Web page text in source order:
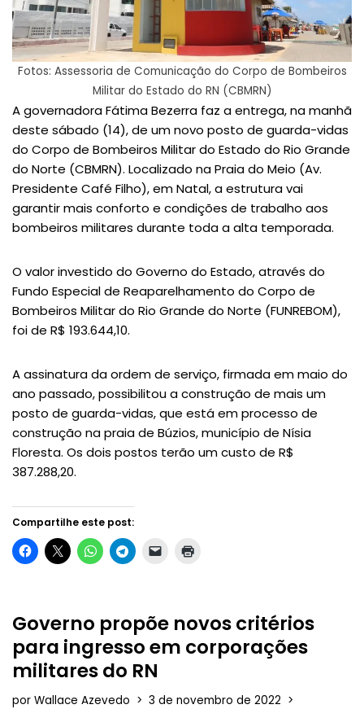
Fotos: Assessoria de Comunicação do Corpo de Bombeiros
Militar do Estado do RN (CBMRN)
A governadora Fátima Bezerra faz a entrega, na manhã
deste sábado (14), de um novo posto de guarda-vidas
do Corpo de Bombeiros Militar do Estado do Rio Grande
do Norte (CBMRN). Localizado na Praia do Meio (Av.
Presidente Café Filho), em Natal, a estrutura vai
garantir mais conforto e condições de trabalho aos
bombeiros militares durante toda a alta temporada.
O valor investido do Governo do Estado, através do
Fundo Especial de Reaparelhamento do Corpo de
Bombeiros Militar do Rio Grande do Norte (FUNREBOM),
foi de R$ 193.644,10.
A assinatura da ordem de serviço, firmada em maio do
ano passado, possibilitou a construção de mais um
posto de guarda-vidas, que está em processo de
construção na praia de Búzios, município de Nísia
Floresta. Os dois postos terão um custo de R$
387.288,20.
Compartilhe este post:
Governo propõe novos critérios
para ingresso em corporações
militares do RN
por Wallace Azevedo
3 de novembro de 2022